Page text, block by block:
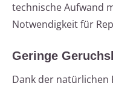
technische Aufwand
Notwendigkeit für
Geringe
Dank der natürlichen